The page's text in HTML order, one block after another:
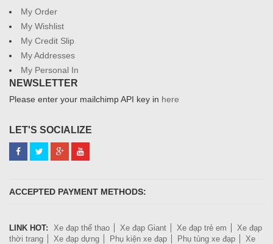
My Order
My Wishlist
My Credit Slip
My Addresses
My Personal In
NEWSLETTER
Please enter your mailchimp API key in here
LET'S SOCIALIZE
ACCEPTED PAYMENT METHODS:
LINK HOT: Xe đạp thể thao Xe đạp Giant Xe đạp trẻ em
Xe đạp
thời trang
Xe đạp dựng Phụ kiện xe đạp Phụ tùng xe đạp
Xe